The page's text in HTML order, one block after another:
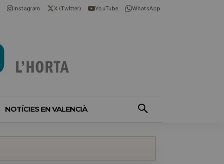
Instagram X (Twitter) YouTube WhatsApp
NOTÍCIES EN VALENCIÀ